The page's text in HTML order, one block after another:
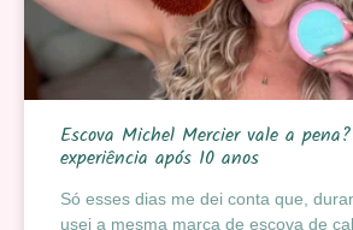
Escova Michel Mercier vale a
experiência após 10 anos
Só esses dias me dei conta que,
usei a mesma marca de escova de